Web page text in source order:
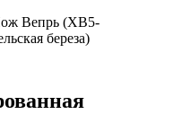
Вепрь (ХВ5-
береза)